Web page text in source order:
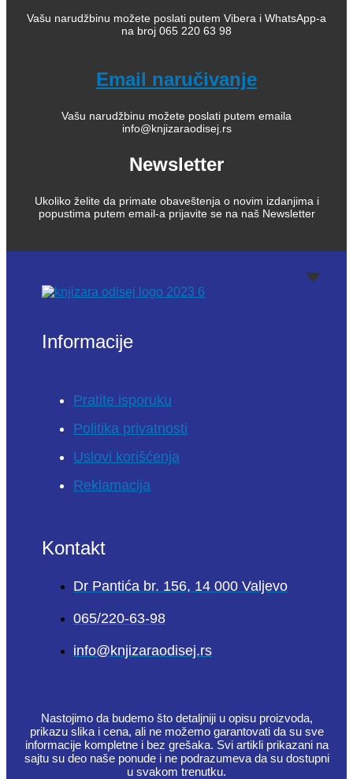
Vašu narudžbinu možete poslati putem Vibera i WhatsApp-a
na broj 065 220 63 98
Email naručivanje
Vašu narudžbinu možete poslati putem emaila
info@knjizaraodisej.rs
Newsletter
Ukoliko želite da primate obaveštenja o novim izdanjima i
popustima putem email-a prijavite se na naš Newsletter
Informacije
Pratite isporuku
Politika privatnosti
Uslovi korišćenja
Reklamacija
Kontakt
Dr Pantića br. 156, 14 000 Valjevo
065/220-63-98
info@knjizaraodisej.rs
Nastojimo da budemo što detaljniji u opisu proizvoda,
prikazu slika i cena, ali ne možemo garantovati da su sve
informacije kompletne i bez grešaka. Svi artikli prikazani na
sajtu su deo naše ponude i ne podrazumeva da su dostupni
u svakom trenutku.